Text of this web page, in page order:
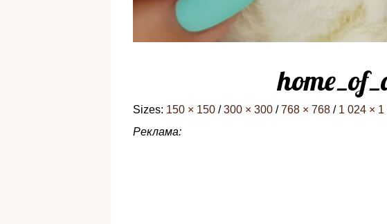
Sizes: 150 × 150 / 300 × 300 / 768 × 768 / 1 024 × 1
Реклама: